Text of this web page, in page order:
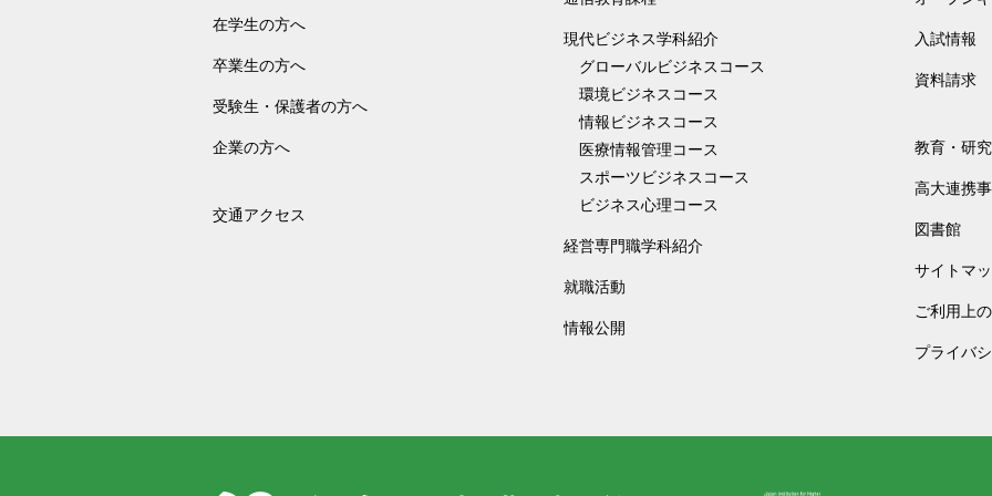
在学生の方へ
卒業生の方へ
受験生・保護者の方へ
企業の方へ
交通アクセス
現代ビジネス学科紹介
グローバルビジネスコース
環境ビジネスコース
情報ビジネスコース
医療情報管理コース
スポーツビジネスコース
ビジネス心理コース
経営専門職学科紹介
就職活動
情報公開
入試情報
資料請求
教育・研
高大連携
図書館
サイトマ
ご利用上
プライバ